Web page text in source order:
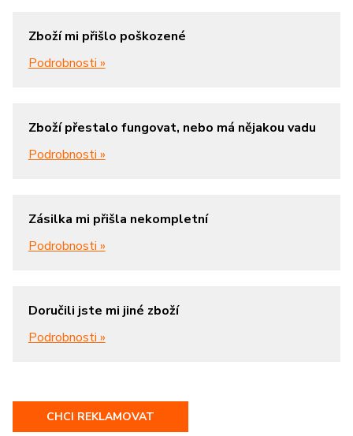
Zboží mi přišlo poškozené
Podrobnosti »
Zboží přestalo fungovat, nebo má nějakou vadu
Podrobnosti »
Zásilka mi přišla nekompletní
Podrobnosti »
Doručili jste mi jiné zboží
Podrobnosti »
CHCI REKLAMOVAT